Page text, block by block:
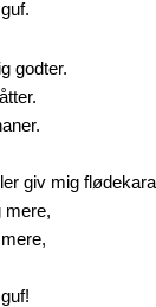
godter.
giv mig
mere,